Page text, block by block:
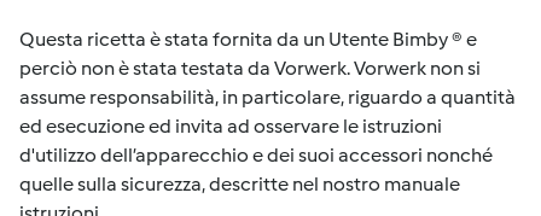
Questa ricetta è stata fornita da un Utente Bimby ® e
perciò non è stata testata da Vorwerk. Vorwerk non si
assume responsabilità, in particolare, riguardo a quantità
ed esecuzione ed invita ad osservare le istruzioni
d'utilizzo dell’apparecchio e dei suoi accessori nonché
quelle sulla sicurezza, descritte nel nostro manuale